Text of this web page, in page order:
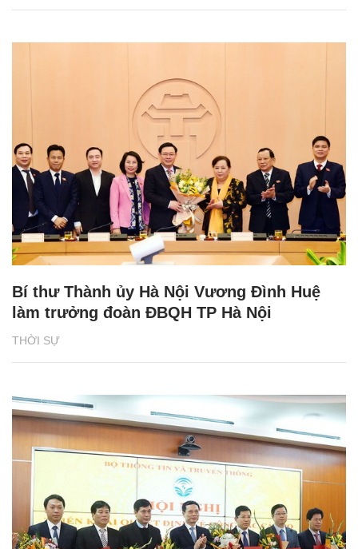
THỜI SỰ
Bí thư Thành ủy Hà Nội Vương Đình Huệ
làm trưởng đoàn ĐBQH TP Hà Nội